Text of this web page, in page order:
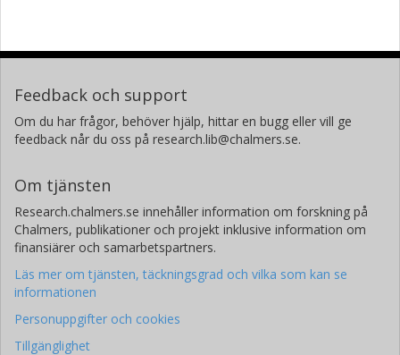
Feedback och support
Om du har frågor, behöver hjälp, hittar en bugg eller vill ge
feedback når du oss på research.lib@chalmers.se.
Om tjänsten
Research.chalmers.se innehåller information om forskning på
Chalmers, publikationer och projekt inklusive information om
finansiärer och samarbetspartners.
Läs mer om tjänsten, täckningsgrad och vilka som kan se
informationen
Personuppgifter och cookies
Tillgänglighet